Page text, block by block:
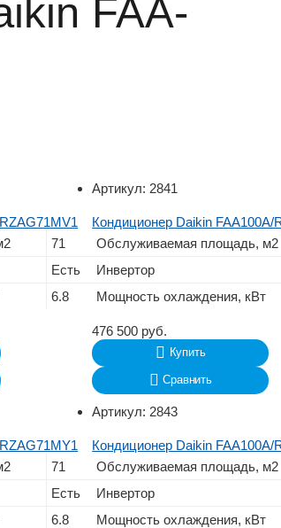
FAA-
71
Есть
6.8
Артикул: 2841
Кондиционер Daikin FAA100A/
Обслуживаемая площадь, м2
Инвертор
Мощность охлаждения, кВт
476 500 руб.
Купить
Сравнить
71
Есть
6.8
Артикул: 2843
Кондиционер Daikin FAA100A/
Обслуживаемая площадь, м2
Инвертор
Мощность охлаждения, кВт